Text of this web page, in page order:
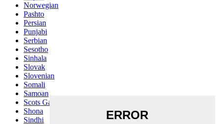
Norwegian
Pashto
Persian
Punjabi
Serbian
Sesotho
Sinhala
Slovak
Slovenian
Somali
Samoan
Scots Gaelic
Shona
Sindhi